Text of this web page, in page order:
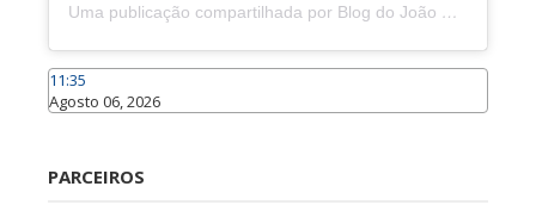
Uma publicação compartilhada por Blog do João Marcolino (@joaomarcolinoneto)
11:35
Agosto 06, 2026
PARCEIROS